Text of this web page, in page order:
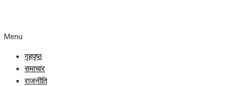
Menu
गृहपृष्ठ
समाचार
राजनीति